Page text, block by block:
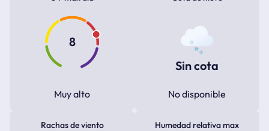
8
Muy alto
Sin cota
No disponible
Rachas de viento Humedad relativa max